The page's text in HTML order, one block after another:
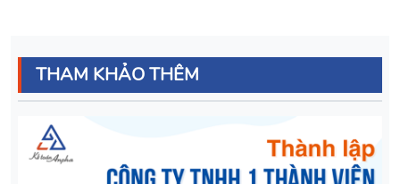
THAM KHẢO THÊM